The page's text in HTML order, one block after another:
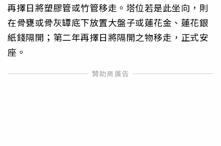
再擇日將塑膠管或竹管移走。塔位若是此坐向，則
在骨甕或骨灰罈底下放置大盤子或蓮花金、蓮花銀
紙錢隔開；第二年再擇日將隔開之物移走，正式安
座。